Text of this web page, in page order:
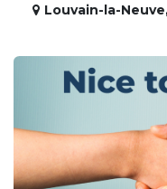
Louvain-la-Neuve